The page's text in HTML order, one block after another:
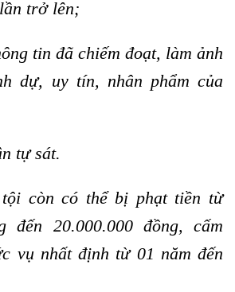
trở lên;
tin đã chiếm đoạt, làm ảnh
dự, uy tín, nhân phẩm của
tự sát.
còn có thể bị phạt tiền từ
đến 20.000.000 đồng, cấm
vụ nhất định từ 01 năm đến